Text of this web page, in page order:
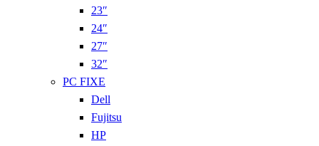
23″
24″
27″
32″
PC FIXE
Dell
Fujitsu
HP